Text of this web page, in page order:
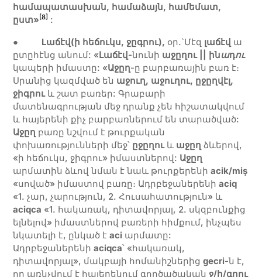
համապատասխան, համաձայն, համեմատ,
ըստ» [8] :
● Lաճէվ(ի հեճուկս, ջըգրու), օր.`Մէզ լաճէվ ա
ըտըհէնց անում: «Լաճէվ-նունի աջըղու || ինադու
կապերի իմաստը: «Աջըղ-ը բարբառային բառ է։
Սրանից կազմված են աջուղ, աջուղու, ըջըղվէլ,
ջիգրուև շատ բառեր: Գրաբարի
մատենագրության մեջ դրանք չեն հիշատակվում
և հայերենի քիչ բարբառներում են տարածված:
Աջըղ բառը նշվում է թուրքական
փոխառությունների մեջ՝ ըջըղուև աջըղ ձևերով,
«ի հեճուկս, ջիգրու» իմաստներով: Աջըղ
արմատին ձևով նման է նաև թուրքերենի acik/miş
«սոված» իմաստով բառը։ Ադրբեջաներենի aciq
«1. չար, չարություն, 2. Հուսահատություն» և
aciqca «1. հակառակ, դիտավորյալ, 2. սկզբունքից
ելնելով» իմաստներով բառերի հիմքում, ինչպես
նկատելի է, ընկած է aciարմատը:
Ադրբեջաներենի aciqca՝ «հակառակ,
դիտավորյալ», մակբայի հոմանիշներից gecri-ն է,
որ առնչվում է հայերենում գործածական ջ/ի/գրու